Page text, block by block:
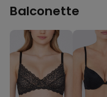
Balconette